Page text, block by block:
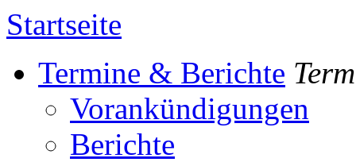
Startseite
Termine & Berichte
Vorankündigungen
Berichte